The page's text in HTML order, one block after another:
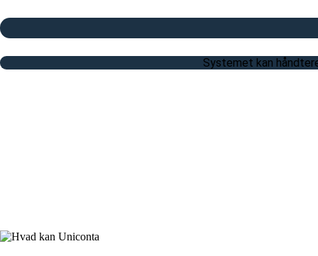
Systemet kan